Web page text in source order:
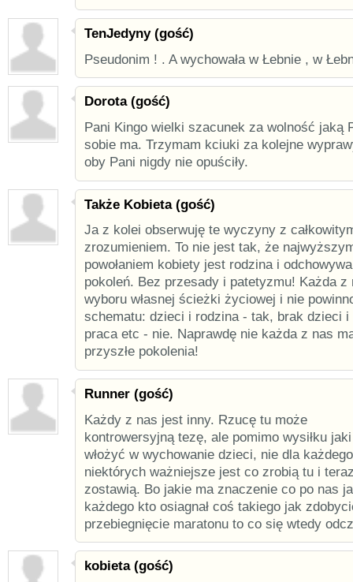
TenJedyny (gość)
Pseudonim ! . A wychowała w Łebnie , w
Dorota (gość)
Pani Kingo wielki szacunek za wolność jaką
sobie ma. Trzymam kciuki za kolejne
oby Pani nigdy nie opuściły.
Także Kobieta (gość)
Ja z kolei obserwuję te wyczyny z
zrozumieniem. To nie jest tak, że
powołaniem kobiety jest rodzina i
pokoleń. Bez przesady i patetyzmu! Każda z
wyboru własnej ścieżki życiowej i nie
schematu: dzieci i rodzina - tak, brak dzieci
praca etc - nie. Naprawdę nie każda z nas
przyszłe pokolenia!
Runner (gość)
Każdy z nas jest inny. Rzucę tu może
kontrowersyjną tezę, ale pomimo wysiłku
włożyć w wychowanie dzieci, nie dla
niektórych ważniejsze jest co zrobią tu i
zostawią. Bo jakie ma znaczenie co po nas
każdego kto osiagnał coś takiego jak
przebiegnięcie maratonu to co się wtedy
kobieta (gość)